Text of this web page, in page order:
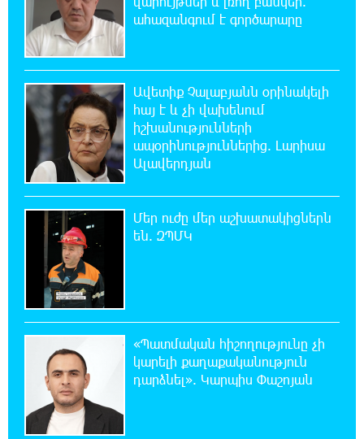
«Toyota Camry»-ն
22:03:58 7-08-2026
օգտագործել Starlink-ը Ռուսաստանի դեմ
հարվшծները կառավարելու համար
21:45:44 7-08-2026
Երևանում և մարզերում էլեկտրաէներգիայի
21:26:16 7-08-2026
ինքնասպան լինել
21:08:37 7-08-2026
զարգանա Հայաստանի տնտեսությունը ու
հետո գնա ԵՄ. Արշակ Կարապետյան
21:07:27 7-08-2026
ահազանգում է գործարարը
Ավետիք Չալաբյանն օրինակելի
հայ է և չի վախենում
իշխանությունների
ապօրինություններից. Լարիսա
Ալավերդյան
Մեր ուժը մեր աշխատակիցներն
են. ԶՊՄԿ
«Պատմական հիշողությունը չի
կարելի քաղաքականություն
դարձնել». Կարպիս Փաշոյան